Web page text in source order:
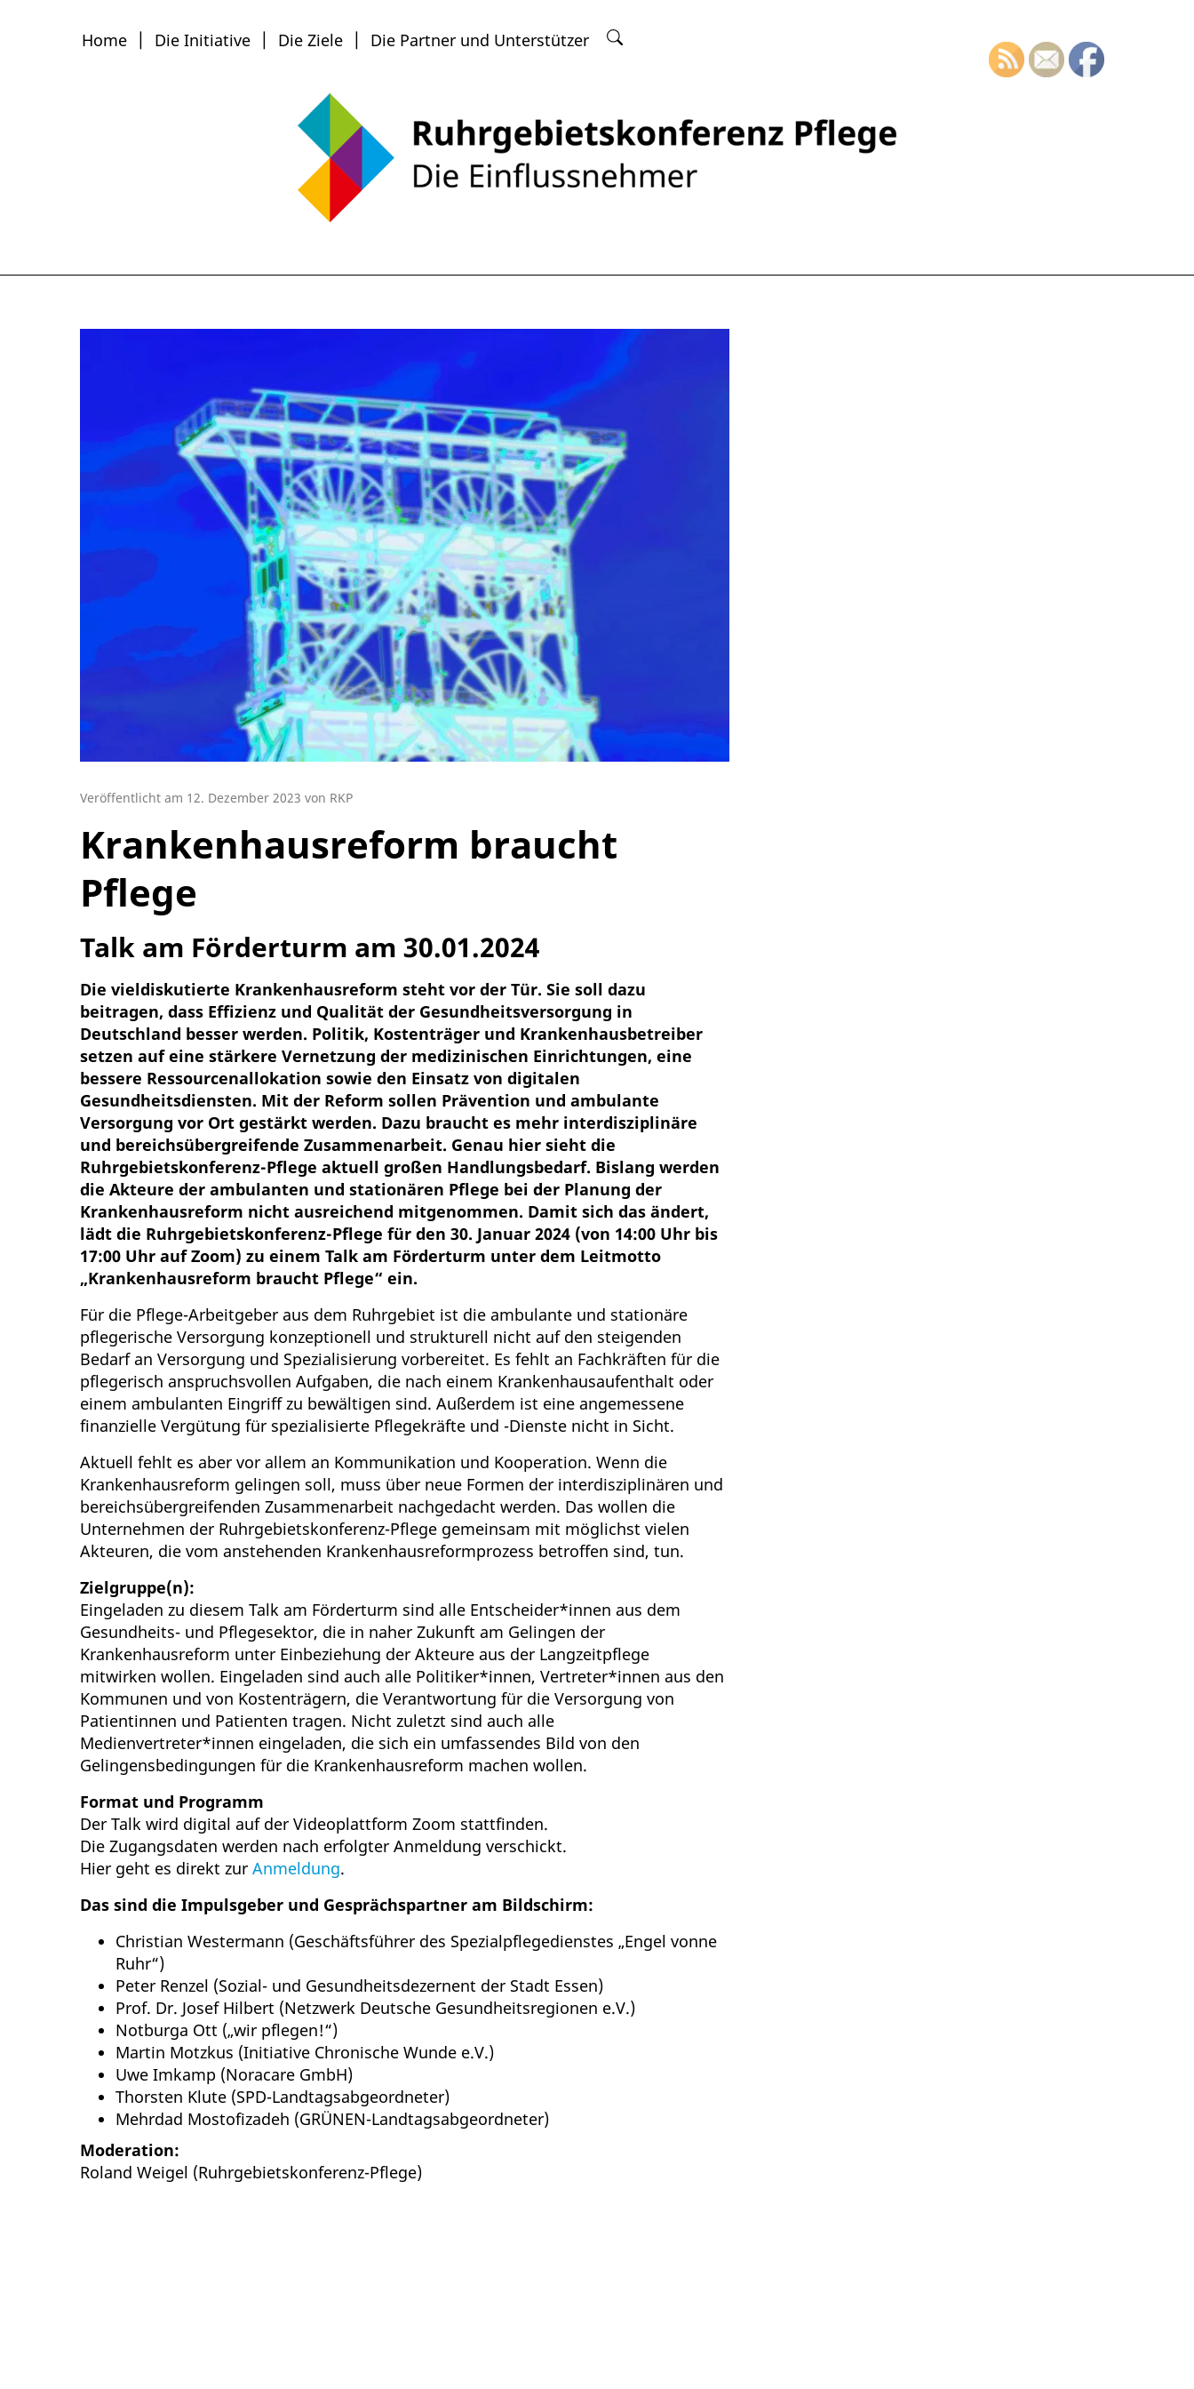
Home Die Initiative Die Ziele Die Partner und Unterstützer
Veröffentlicht am 12. Dezember 2023 von RKP
Krankenhausreform braucht
Pflege
Talk am Förderturm am 30.01.2024
Die vieldiskutierte Krankenhausreform steht vor der Tür. Sie soll dazu
beitragen, dass Effizienz und Qualität der Gesundheitsversorgung in
Deutschland besser werden. Politik, Kostenträger und Krankenhausbetreiber
setzen auf eine stärkere Vernetzung der medizinischen Einrichtungen, eine
bessere Ressourcenallokation sowie den Einsatz von digitalen
Gesundheitsdiensten. Mit der Reform sollen Prävention und ambulante
Versorgung vor Ort gestärkt werden. Dazu braucht es mehr interdisziplinäre
und bereichsübergreifende Zusammenarbeit. Genau hier sieht die
Ruhrgebietskonferenz-Pflege aktuell großen Handlungsbedarf. Bislang werden
die Akteure der ambulanten und stationären Pflege bei der Planung der
Krankenhausreform nicht ausreichend mitgenommen. Damit sich das ändert,
lädt die Ruhrgebietskonferenz-Pflege für den 30. Januar 2024 (von 14:00 Uhr bis
17:00 Uhr auf Zoom) zu einem Talk am Förderturm unter dem Leitmotto
„Krankenhausreform braucht Pflege“ ein.
Für die Pflege-Arbeitgeber aus dem Ruhrgebiet ist die ambulante und stationäre
pflegerische Versorgung konzeptionell und strukturell nicht auf den steigenden
Bedarf an Versorgung und Spezialisierung vorbereitet. Es fehlt an Fachkräften für die
pflegerisch anspruchsvollen Aufgaben, die nach einem Krankenhausaufenthalt oder
einem ambulanten Eingriff zu bewältigen sind. Außerdem ist eine angemessene
finanzielle Vergütung für spezialisierte Pflegekräfte und -Dienste nicht in Sicht.
Aktuell fehlt es aber vor allem an Kommunikation und Kooperation. Wenn die
Krankenhausreform gelingen soll, muss über neue Formen der interdisziplinären und
bereichsübergreifenden Zusammenarbeit nachgedacht werden. Das wollen die
Unternehmen der Ruhrgebietskonferenz-Pflege gemeinsam mit möglichst vielen
Akteuren, die vom anstehenden Krankenhausreformprozess betroffen sind, tun.
Zielgruppe(n):
Eingeladen zu diesem Talk am Förderturm sind alle Entscheider*innen aus dem
Gesundheits- und Pflegesektor, die in naher Zukunft am Gelingen der
Krankenhausreform unter Einbeziehung der Akteure aus der Langzeitpflege
mitwirken wollen. Eingeladen sind auch alle Politiker*innen, Vertreter*innen aus den
Kommunen und von Kostenträgern, die Verantwortung für die Versorgung von
Patientinnen und Patienten tragen. Nicht zuletzt sind auch alle
Medienvertreter*innen eingeladen, die sich ein umfassendes Bild von den
Gelingensbedingungen für die Krankenhausreform machen wollen.
Format und Programm
Der Talk wird digital auf der Videoplattform Zoom stattfinden.
Die Zugangsdaten werden nach erfolgter Anmeldung verschickt.
Hier geht es direkt zur Anmeldung.
Das sind die Impulsgeber und Gesprächspartner am Bildschirm:
Christian Westermann (Geschäftsführer des Spezialpflegedienstes „Engel vonne
Ruhr“)
Peter Renzel (Sozial- und Gesundheitsdezernent der Stadt Essen)
Prof. Dr. Josef Hilbert (Netzwerk Deutsche Gesundheitsregionen e.V.)
Notburga Ott („wir pflegen!“)
Martin Motzkus (Initiative Chronische Wunde e.V.)
Uwe Imkamp (Noracare GmbH)
Thorsten Klute (SPD-Landtagsabgeordneter)
Mehrdad Mostofizadeh (GRÜNEN-Landtagsabgeordneter)
Moderation:
Roland Weigel (Ruhrgebietskonferenz-Pflege)